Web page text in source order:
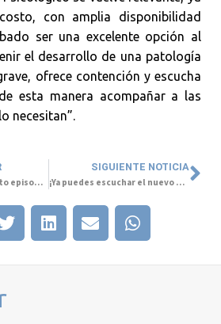
con amplia disponibilidad
ser una excelente opción al
el desarrollo de una patología
ofrece contención y escucha
esta manera acompañar a las
necesitan”.
¡Ya se estrenó el quinto episodio del podcast #ConversemosdeSaludMental!
SIGUIENTE NOTICIA
¡Ya puedes escuchar el nuevo episodio del podcast #ConversemosdeSaludMental, junto al periodista Cristián Arcos!